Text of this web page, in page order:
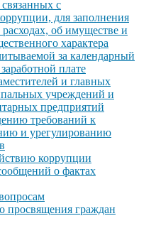
с
для заполнения
об имуществе и
характера
за календарный
плате
и главных
учреждений и
предприятий
требований к
и урегулированию
коррупции
о фактах
просвящения граждан